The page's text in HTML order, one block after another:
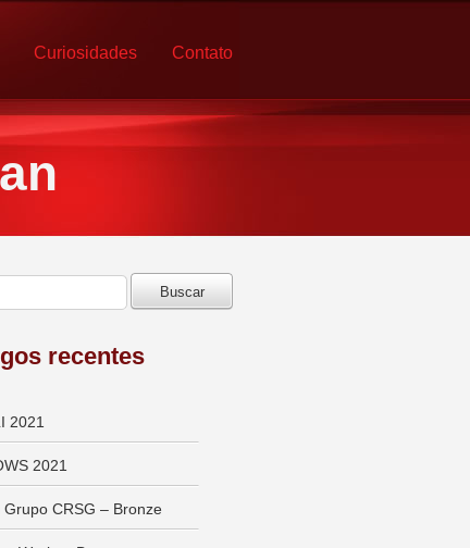
Curiosidades Contato
recentes
2021
2021
Grupo CRSG – Bronze